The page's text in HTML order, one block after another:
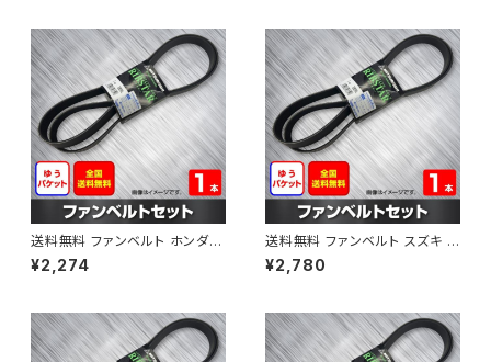
送料無料 ファンベルト ホンダ フ
ィット 型式GE6 H19.10～H25.
09 （国内トップメーカー） 1本 H
¥2,274
送料無料 ファンベルト スズキ ス
ペーシア 型式MK32S H25.03
～H30.02 （国内トップメーカ
¥2,780